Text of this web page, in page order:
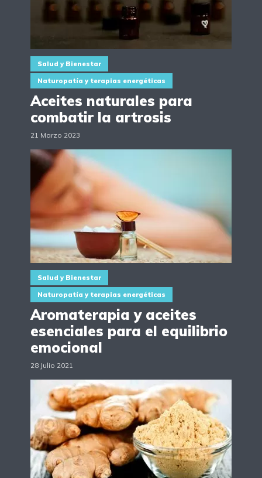
Salud y Bienestar
Naturopatía y terapias energéticas
Aceites naturales para
combatir la artrosis
21 Marzo 2023
Salud y Bienestar
Naturopatía y terapias energéticas
Aromaterapia y aceites
esenciales para el equilibrio
emocional
28 Julio 2021